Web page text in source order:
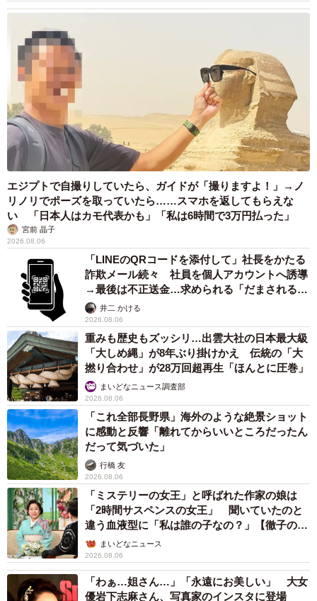
エジプトで自撮りしていたら、ガイドが「撮りますよ！」→ノ
リノリでポーズを取っていたら……スマホを返してもらえな
い 「日本人はカモ代表かも」「私は6時間で3万円払った」
宮前 晶子
2026.08.06
「LINEのQRコードを添付して」社長をかたる
詐欺メール続々 社員を個人アカウントへ誘導
→最後は不正送金…求められる「だまされる前
提」の対策
井二 かける
2026.08.06
重みも歴史もズッシリ…出雲大社の日本最大級
「大しめ縄」が8年ぶり掛けかえ 伝統の「大
撚り合わせ」が28万回超再生「ほんとに圧巻」
まいどなニュース調査部
2026.08.06
「これ全部長野県」海外のような絶景ショット
に感動と反響「離れてからいいところだったん
だって気づいた」
行橋 友
2026.08.06
「ミステリーの女王」と呼ばれた作家の娘は
「2時間サスペンスの女王」 聞いていたのと
違う血液型に「私は誰の子なの？」【徹子の部
屋】まいどなニュース
2026.08.06
「わぁ…姐さん…」「永遠にお美しい」 大女
優岩下志麻さん、写真家のインスタに登場